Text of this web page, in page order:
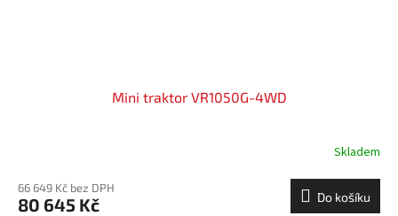
Mini traktor VR1050G-4WD
Skladem
66 649 Kč bez DPH
80 645 Kč Do košíku